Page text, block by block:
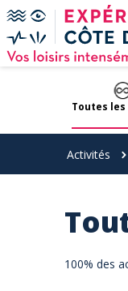
Panneau de gestion
Toutes
Activités
100% des